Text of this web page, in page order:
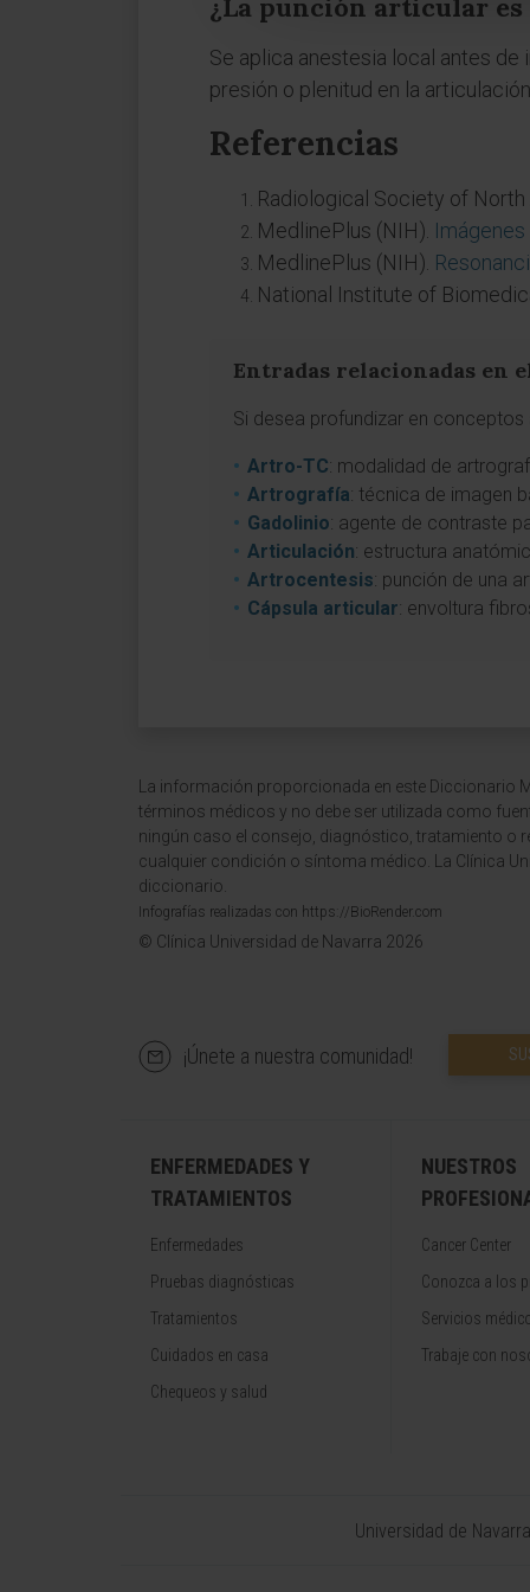
¿La punción articular es
Se aplica anestesia local antes de
presión o plenitud en la
Referencias
Radiological Society of North
MedlinePlus (NIH).
MedlinePlus (NIH).
National Institute of
Entradas relacionadas en
Si desea profundizar en
Artro-TC: modalidad de
Artrografía: técnica de imagen
Gadolinio: agente de contraste
Articulación: estructura
Artrocentesis: punción de una
Cápsula articular: envoltura
La información proporcionada en este Diccionario
términos médicos y no debe ser utilizada como
ningún caso el consejo, diagnóstico, tratamiento o
cualquier condición o síntoma médico. La Clínica
diccionario.
Infografías realizadas con https://BioRender.com
© Clínica Universidad de Navarra 2026
¡Únete a nuestra comunidad!
ENFERMEDADES Y
TRATAMIENTOS
Enfermedades
Pruebas diagnósticas
Tratamientos
Cuidados en casa
Chequeos y salud
NUESTROS
Cancer Center
Conozca a los
Servicios
Trabaje con
Universidad de Navarra